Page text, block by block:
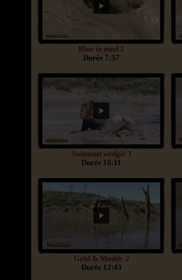
Blue in mud 2
Durée 7:57
Swimsuit wedgie 1
Durée 16:11
Gold & Muddy 2
Durée 12:43